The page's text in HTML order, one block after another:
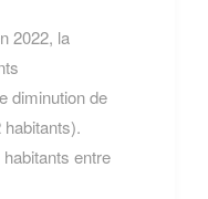
2022, la
diminution de
entre